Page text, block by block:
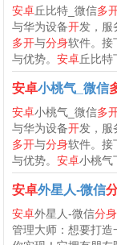
安卓丘比特_微信多
与华为设备开发，服
多开与分身软件。接
与优势。安卓丘比特
安卓小桃气_微信
安卓小桃气_微信多
与华为设备开发，服
多开与分身软件。接
与优势。安卓小桃气
安卓外星人-微信
安卓外星人-微信分身
管理大师：想要打